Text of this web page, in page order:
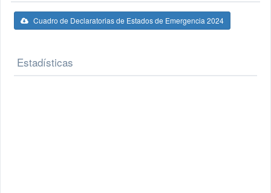
Cuadro de Declaratorias de Estados de Emergencia 2024
Estadísticas